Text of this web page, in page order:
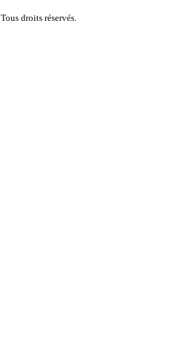
Tous droits réservés.